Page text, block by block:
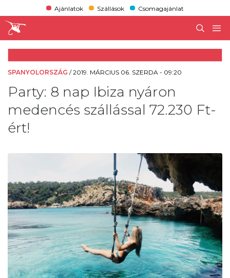
Ajánlatok Szállások Csomagajánlat
SPANYOLORSZÁG /2019. MÁRCIUS 06. SZERDA - 09:20
Party: 8 nap Ibiza nyáron
medencés szállással 72.230 Ft-
ért!